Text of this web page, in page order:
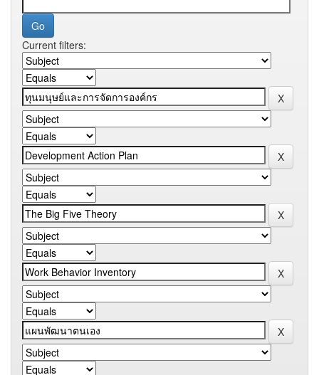
Current filters: